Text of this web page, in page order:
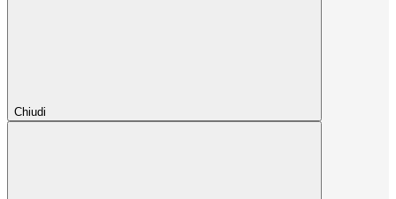
Chiudi